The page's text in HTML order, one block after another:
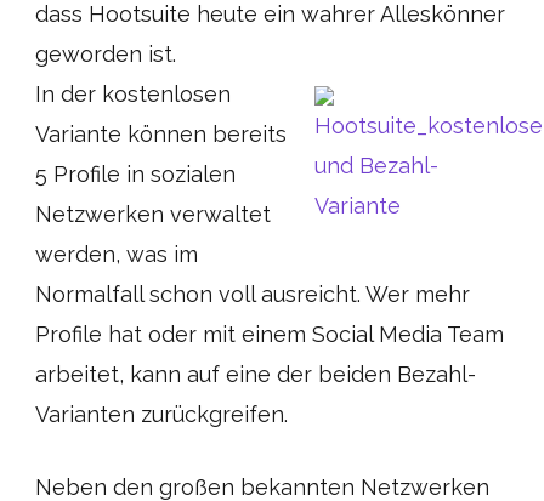
dass Hootsuite heute ein wahrer Alleskönner
geworden ist.
In der kostenlosen
Variante können bereits
5 Profile in sozialen
Netzwerken verwaltet
werden, was im
Normalfall schon voll ausreicht. Wer mehr
Profile hat oder mit einem Social Media Team
arbeitet, kann auf eine der beiden Bezahl-
Varianten zurückgreifen.
Neben den großen bekannten Netzwerken